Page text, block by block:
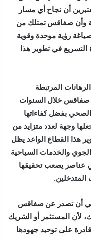
أن نجاح أي مسار
وأن صفاقس تمتلك من
رؤية موحدة وقوية
في تطوير هذا
المرتبطة
صفاقس خلال السنوات
بفضل كفاءاتها
وجهة لعدد متزايد من
هذا القطاع الواعد يظل
والخدمات السياحية
عناصر يصعب تحقيقها
أن تصدر عن صفاقس
لأن المستثمر أو الشريك
على توحيد جهودها